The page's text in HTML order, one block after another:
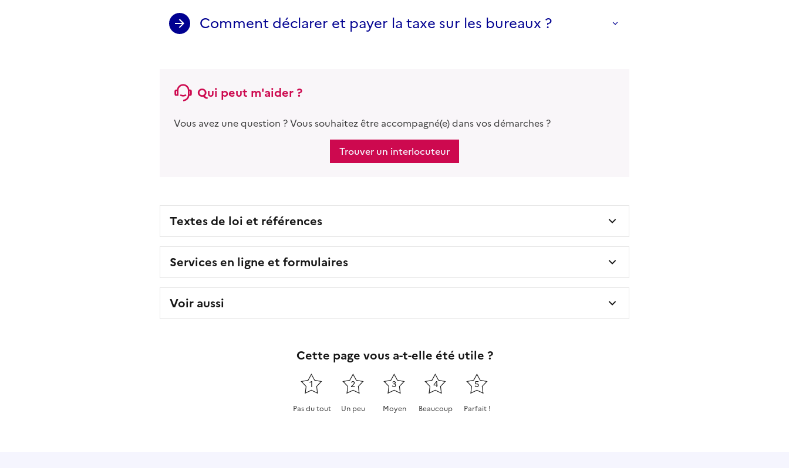
Comment déclarer et payer la taxe sur les bureaux ?
Qui peut m'aider ?
Vous avez une question ? Vous souhaitez être accompagné(e) dans vos démarches ?
Trouver un interlocuteur
Textes de loi et références
Services en ligne et formulaires
Voir aussi
Cette page vous a-t-elle été utile ?
1
Pas du tout
2
Un peu
3
Moyen
4
Beaucoup
5
Parfait !